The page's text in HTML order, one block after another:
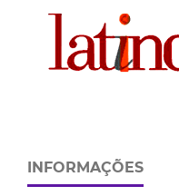
INFORMAÇÕES